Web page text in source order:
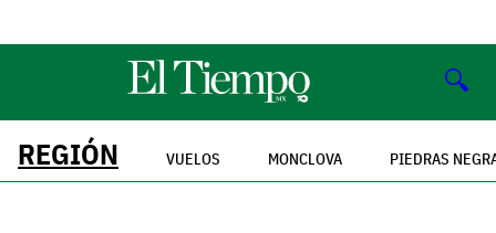
🔍
REGIÓN VUELOS MONCLOVA PIEDRAS